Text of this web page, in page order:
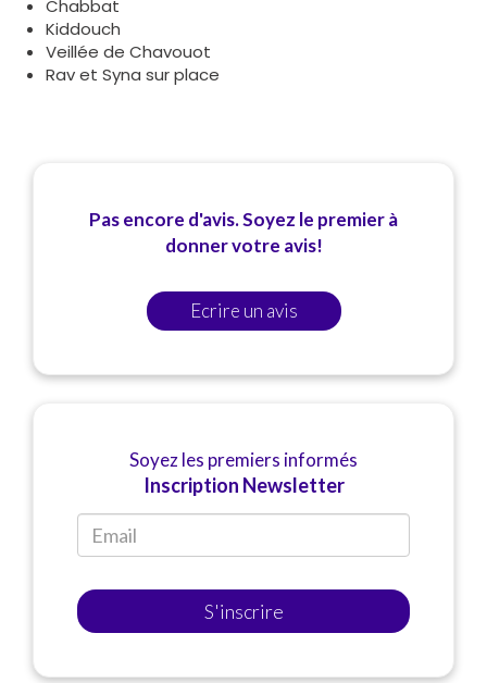
Chabbat
Kiddouch
Veillée de Chavouot
Rav et Syna sur place
Pas encore d'avis. Soyez le premier à
donner votre avis!
Ecrire un avis
Soyez les premiers informés
Inscription Newsletter
S'inscrire